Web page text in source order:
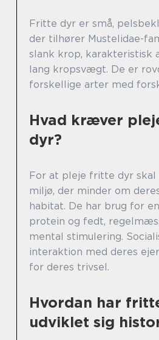
Fritte dyr er små,
der tilhører Mustelidae-
slank krop, karakteristisk
lang kropsvægt. De er
forskellige arter med
Hvad kræver
dyr?
For at pleje fritte dyr skal
miljø, der minder om
habitat. De har brug for
protein og fedt,
mental stimulering.
interaktion med deres
for deres trivsel.
Hvordan har
udviklet sig